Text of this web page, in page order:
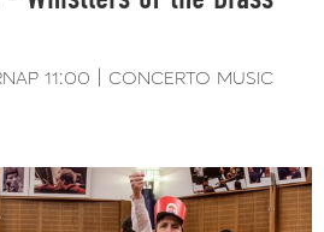
11:00
concerto music